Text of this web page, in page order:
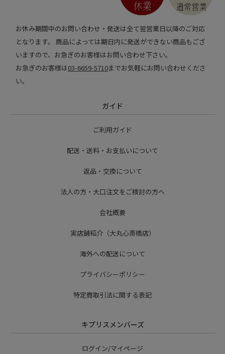
お休み期間中のお問い合わせ・発送は全て翌営業日以降のご対応
となります。 商品によっては期日内に発送ができない商品もござ
いますので、お急ぎのお客様はお問い合わせ下さい。
お急ぎのお客様は03-6659-5710までお気軽にお問い合わせくださ
い。
ガイド
ご利用ガイド
配送・送料・お支払いについて
返品・交換について
法人の方・大口注文をご検討の方へ
会社概要
実店舗紹介（大丸心斎橋店）
海外への配送について
プライバシーポリシー
特定商取引法に関する表記
キプリスメンバーズ
ログイン/マイページ